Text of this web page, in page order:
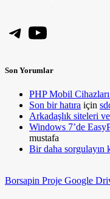
Telegram
YouTube
Son Yorumlar
PHP Mobil
Son bir hatıra için
Arkadaşlık siteleri
Windows 7’de
mustafa
Bir daha sorgulayın
Borsapin Proje Google